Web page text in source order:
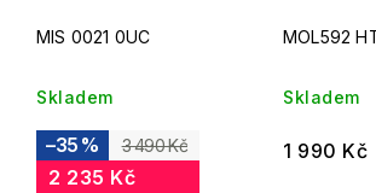
MIS 0021 0UC
Skladem
3 490 Kč
–35 %
2 235 Kč
MOL592
Skladem
1 990 Kč